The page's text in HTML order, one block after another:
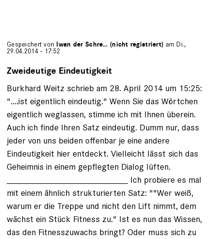
Gespeichert von Iwan der Schre… (nicht registriert) am Di.,
29.04.2014 - 17:52
Zweideutige Eindeutigkeit
Burkhard Weitz schrieb am 28. April 2014 um 15:25:
"....ist eigentlich eindeutig." Wenn Sie das Wörtchen
eigentlich weglassen, stimme ich mit Ihnen überein.
Auch ich finde Ihren Satz eindeutig. Dumm nur, dass
jeder von uns beiden offenbar je eine andere
Eindeutigkeit hier entdeckt. Vielleicht lässt sich das
Geheimnis in einem gepflegten Dialog lüften.
_________________________ Ich probiere es mal
mit einem ähnlich strukturierten Satz: ""Wer weiß,
warum er die Treppe und nicht den Lift nimmt, dem
wächst ein Stück Fitness zu." Ist es nun das Wissen,
das den Fitnesszuwachs bringt? Oder muss sich zu